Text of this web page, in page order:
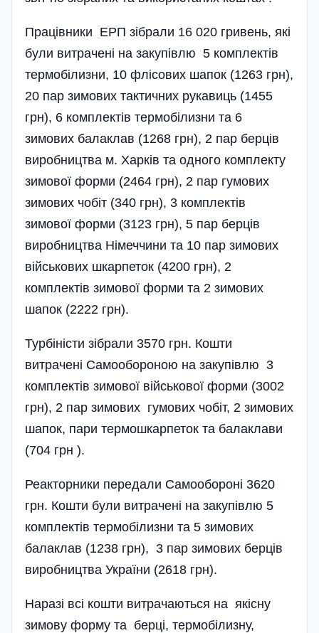
Працівники ЕРП зібрали 16 020 гривень, які
були витрачені на заку­півлю 5 комплектів
термобілизни, 10 флісових шапок (1263 грн),
20 пар зимових тактичних рукавиць (1455
грн), 6 комплектів термобілизни та 6
зимових балаклав (1268 грн), 2 пар берців
виробництва м. Харків та одного комплекту
зимової форми (2464 грн), 2 пар гумових
зимових чобіт (340 грн), 3 комплектів
зимової форми (3123 грн), 5 пар берців
виробництва Німеччини та 10 пар зимових
військових шкарпеток (4200 грн), 2
комплектів зимової форми та 2 зимових
шапок (2222 грн).
Турбіністи зібрали 3570 грн. Кошти
витрачені Самообороною на закупівлю 3
комплектів зимової військової форми (3002
грн), 2 пар зимових гумових чобіт, 2 зимових
шапок, пари термошкарпеток та балаклави
(704 грн ).
Реакторники передали Самообороні 3620
грн. Кошти були витрачені на закупівлю 5
комплектів термобілизни та 5 зимових
балаклав (1238 грн), 3 пар зимових берців
виробництва України (2618 грн).
Наразі всі кошти витрачаються на якісну
зимову форму та берці, термобілизну,